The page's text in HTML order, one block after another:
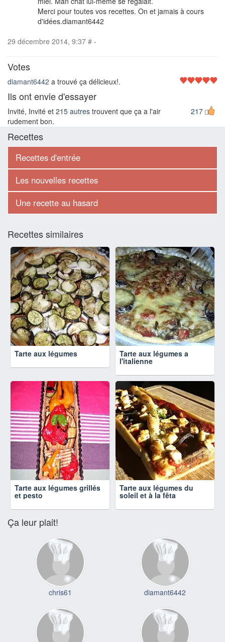
Merci pour toutes vos recettes. On et jamais à cours
d'idées.diamant6442
29 décembre 2014, 9:37 # -
Votes
diamant6442 a trouvé ça délicieux!.
Ils ont envie d'essayer
217
Invité, Invité et 215 autres trouvent que ça a l'air
rudement bon.
Recettes
Recettes d'entrée
Les nouvelles recettes
Une recette au hasard
Recettes similaires
Tarte aux légumes Tarte aux légumes a
l'italienne
Tarte aux légumes grillés
et pesto
Tarte aux légumes du
soleil et à la fêta
Ça leur plait!
chris61 diamant6442